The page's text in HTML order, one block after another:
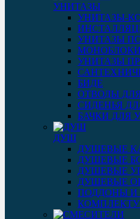
УНИТАЗЫ
УНИТАЗЫ-
УНИТАЗЫ
МОНОБЛОКИ
УНИТАЗЫ
БИДЕ
ОТВОДЫ
СИДЕНЬЯ
БАЧКИ ДЛЯ
ДУШ
ДУШЕВЫЕ
ДУШЕВЫЕ
ДУШЕВЫЕ
ДУШЕВЫЕ
ПОДДОНЫ И